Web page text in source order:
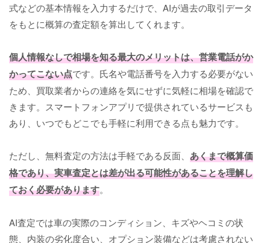
式などの基本情報を入力するだけで、AIが過去の取引データ
をもとに概算の査定額を算出してくれます。
個人情報なしで相場を知る最大のメリットは、営業電話がか
かってこない点です。氏名や電話番号を入力する必要がない
ため、買取業者からの連絡を気にせずに気軽に相場を確認で
きます。スマートフォンアプリで提供されているサービスも
あり、いつでもどこでも手軽に利用できる点も魅力です。
ただし、無料査定の方法は手軽である反面、 あくまで概算価
格であり、実車査定とは差が出る可能性があることを理解し
ておく必要があります。
AI査定では車の実際のコンディション、キズやヘコミの状
態、内装の劣化度合い、オプション装備などは考慮されない